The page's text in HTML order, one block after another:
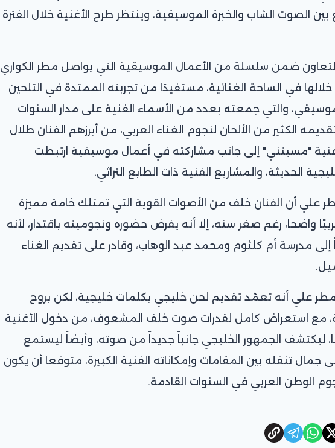
الصوت الشاب والخبرة الموسيقية، وينتظر طرح الأغنية خلال الفترة
ضمن سلسلة من الأعمال الموسيقية التي يواصل مطر الكواري
في الساحة الغنائية، مستفيدًا من تجربته الممتدة في التلحين
والتي جمعته بعدد من الأسماء الفنية على مدار السنوات
الكثير من الألحان لنجوم الغناء العربي، من أبرزهم الفنان طلال
"مسيتني" إلى جانب مشاركته في أعمال موسيقية ارتبطت
الحديثة، والمشاريع الفنية ذات الطابع التراثي.
علي أن الفنان خلف من الأصوات القوية التي تمتلك خامة مميزة
واضحًا، رغم صغر سنه، إلا أنه يفرض حضوره ونجوميته باقتدار، لأنه
إلى مدرسة أم كلثوم ومحمد عبد الوهاب، وقادر على تقديم الغناء
علي أنه تعمّد تقديم لحن خليجي بكلمات خليجية، لكن بروح
مع استعراض كامل لقدرات صوت خلف المشعوف، من دخول الأغنية
ليكتشف الجمهور الخليجي جانباً جديداً من صوته، وأيضاً ليستمع
جمال تنقله بين المقامات وإمكاناته الفنية الكبيرة، متوقعاً أن يكون
الوطن العربي في السنوات القادمة.